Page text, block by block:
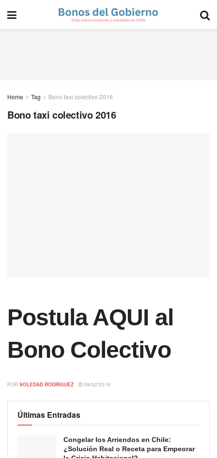
Home Tag Bono taxi colectivo 2016
Bono taxi colectivo 2016
Postula AQUI al
Bono Colectivo
POR SOLEDAD RODRIGUEZ 08/02/2016
Últimas Entradas
Congelar los Arriendos en Chile:
¿Solución Real o Receta para Empeorar